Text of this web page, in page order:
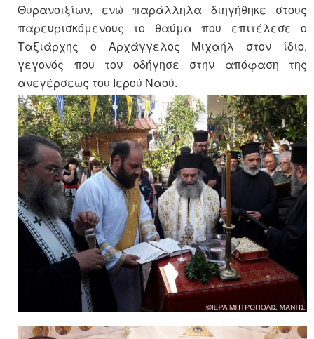
Θυρανοιξίων, ενώ παράλληλα διηγήθηκε στους
παρευρισκόμενους το θαύμα που επιτέλεσε ο
Ταξιάρχης ο Αρχάγγελος Μιχαήλ στον ίδιο,
γεγονός που τον οδήγησε στην απόφαση της
ανεγέρσεως του Ιερού Ναού.